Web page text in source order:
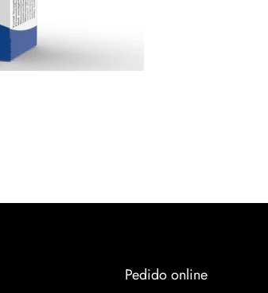
Pedido online